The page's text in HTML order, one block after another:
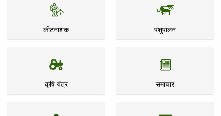
कीटनाशक पशुपालन
कृषि यंत्र समाचार